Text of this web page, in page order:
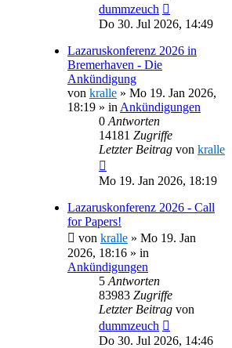
dummzeuch
Do 30. Jul 2026, 14:49
Lazaruskonferenz 2026 in
Bremerhaven - Die
Ankündigung
von kralle » Mo 19. Jan 2026,
18:19 » in Ankündigungen
0 Antworten
14181 Zugriffe
Letzter Beitrag von kralle
Mo 19. Jan 2026, 18:19
Lazaruskonferenz 2026 - Call
for Papers!
von kralle » Mo 19. Jan
2026, 18:16 » in
Ankündigungen
5 Antworten
83983 Zugriffe
Letzter Beitrag von
dummzeuch
Do 30. Jul 2026, 14:46